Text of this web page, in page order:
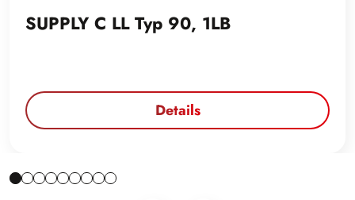
SUPPLY C LL Typ 90, 1LB
Details